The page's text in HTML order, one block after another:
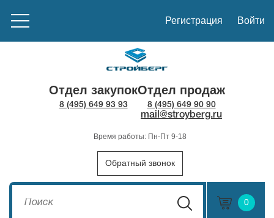
Регистрация Войти
Отдел закупок
8 (495) 649 93 93
Отдел продаж
8 (495) 649 90 90
mail@stroyberg.ru
Время работы: Пн-Пт 9-18
Обратный звонок
0